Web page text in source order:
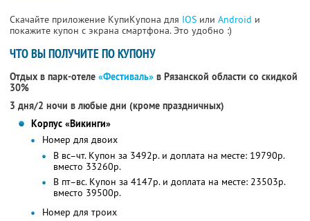
Скачайте приложение КупиКупона для IOS или Android и
покажите купон с экрана смартфона. Это удобно :)
ЧТО ВЫ ПОЛУЧИТЕ ПО КУПОНУ
Отдых в парк-отеле «Фестиваль» в Рязанской области со скидкой
30%
3 дня/2 ночи в любые дни (кроме праздничных)
Корпус «Викинги»
Номер для двоих
В вс–чт. Купон за 3492р. и доплата на месте: 19790р.
вместо 33260р.
В пт–вс. Купон за 4147р. и доплата на месте: 23503р.
вместо 39500р.
Номер для троих